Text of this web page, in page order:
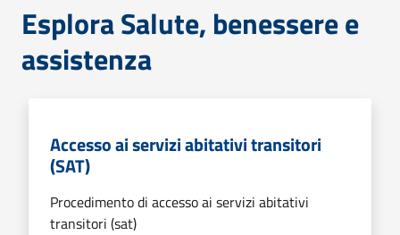
Esplora Salute, benessere e
assistenza
Accesso ai servizi abitativi transitori
(SAT)
Procedimento di accesso ai servizi abitativi
transitori (sat)